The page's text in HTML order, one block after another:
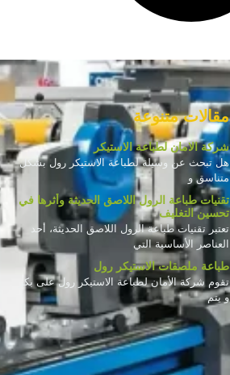
مقالات متنوعة
شركة الامان لطباعة الاستيكر
هل تبحث عن وسيلة لطباعة الاستيكر رول بشكل
متناسق و
تقنيات طباعة الرول اللاصق الحديثة وأثرها في
تحسين التغليف
تعتبر تقنيات طباعة الرول اللاصق الحديثة، أحد
العناصر الأساسية التي
طباعة ملصقات الاستيكر رول
تقوم شركة الأمان لطباعة الاستيكر رول على بكر
و يتم